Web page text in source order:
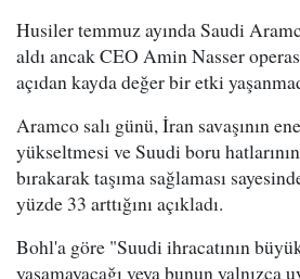
Husiler temmuz ayında Saudi
aldı ancak CEO Amin Nasser
açıdan kayda değer bir etki
Aramco salı günü, İran savaşının
yükseltmesi ve Suudi boru
bırakarak taşıma sağlaması
yüzde 33 arttığını açıkladı.
Bohl'a göre "Suudi ihracatının
yaşamayacağı veya bunun yalnızca